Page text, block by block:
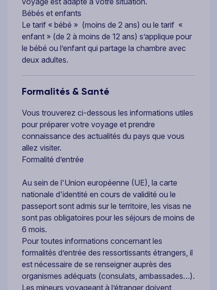
Bébés et enfants
Le tarif « bébé » (moins de 2 ans) ou le tarif «
enfant » (de 2 à moins de 12 ans) s’applique pour
le bébé ou l’enfant qui partage la chambre avec
deux adultes.
Formalités & Santé
Vous trouverez ci-dessous les informations utiles
pour préparer votre voyage et prendre
connaissance des actualités du pays que vous
allez visiter.
Formalité d’entrée
Au sein de l'Union européenne (UE), la carte
nationale d'identité en cours de validité ou le
passeport sont admis sur le territoire, les visas ne
sont pas obligatoires pour les séjours de moins de
6 mois.
Pour toutes informations concernant les
formalités d’entrée des ressortissants étrangers, il
est nécessaire de se renseigner auprès des
organismes adéquats (consulats, ambassades…).
Les mineurs voyageant à l’étranger doivent